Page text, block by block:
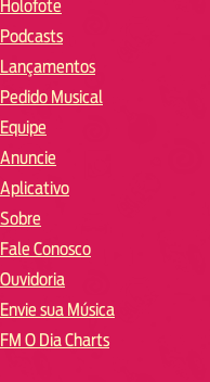
Holofote
Podcasts
Lançamentos
Pedido Musical
Equipe
Anuncie
Aplicativo
Sobre
Fale Conosco
Ouvidoria
Envie sua Música
FM O Dia Charts